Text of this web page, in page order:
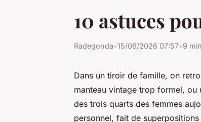
10 astuces
Radegonda•15/06/2026 07:57•9
Dans un tiroir de famille, on
manteau vintage trop formel, ou
des trois quarts des femmes
personnel, fait de